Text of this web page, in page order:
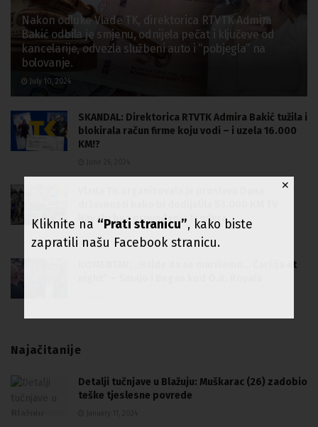
Nakon odluke Vlade TK, direktorica RTVTK Admira
Bakić odbila je smjenu, odnijela pečat i ključeve od
kancelarije, odvezla službeni auto i “pobjegla” na
bolovanje.
July 10, 2024
SKANDAL: Direktorica RTVTK Admira Bakić tužila i
blokirala račun firme koju vodi – i uzela 16.000
KM!?
Hayatu bez provođenja tendera
March 7, 2024
KOMENTAR: „Hajde da se marišemo… Čaršija et
Najačitanije
Detalji tučnjave u Blažuju: Muškarac (26) zadobio
teške tjeslesne povrede
✕
Kliknite na “Prati stranicu”, kako biste
zapratili našu Facebook stranicu.